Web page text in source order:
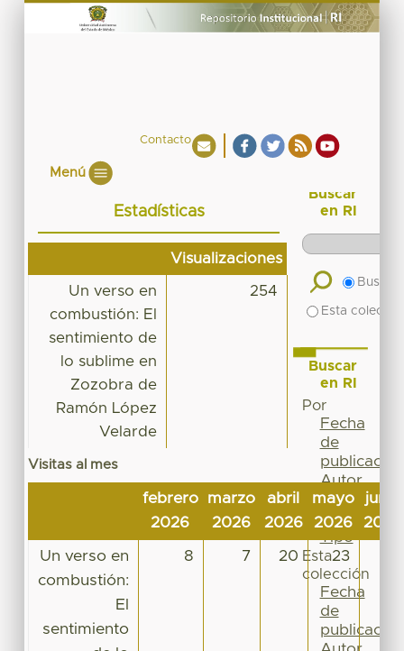
Contacto
Menú
Estadísticas
Visualizaciones
Un verso en
combustión: El
sentimiento de
lo sublime en
Zozobra de
Ramón López
Velarde
254
Visitas al mes
febrero
2026
marzo
2026
abril
2026
mayo
2026
junio
2026
Un verso en
combustión:
El
sentimiento
8 7 20 23
Buscar
en RI
Buscar
Esta
Buscar
en RI
Por
Fecha
de
publicación
Autor
Título
Materia
Tipo
Esta
colección
Fecha
de
publicación